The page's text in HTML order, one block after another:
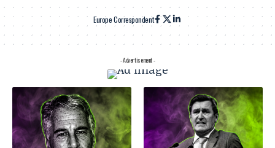
Europe Correspondent
- Advertisement -